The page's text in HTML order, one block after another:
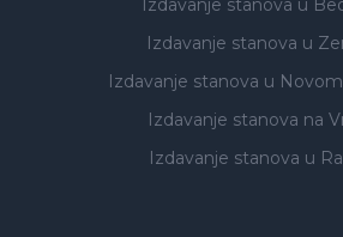
Izdavanje stanova u
Izdavanje stanova u
Izdavanje stanova u
Izdavanje stanova na
Izdavanje stanova u